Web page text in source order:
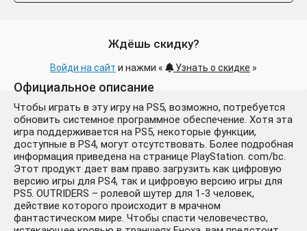
Ждёшь скидку?
Войди на сайт и нажми « Узнать о скидке »
Официальное описание
Чтобы играть в эту игру на PS5, возможно, потребуется
обновить системное программное обеспечение. Хотя эта
игра поддерживается на PS5, некоторые функции,
доступные в PS4, могут отсутствовать. Более подробная
информация приведена на странице PlayStation. com/bc.
Этот продукт дает вам право загрузить как цифровую
версию игры для PS4, так и цифровую версию игры для
PS5. OUTRIDERS – ролевой шутер для 1-3 человек,
действие которого происходит в мрачном
фантастическом мире. Чтобы спасти человечество,